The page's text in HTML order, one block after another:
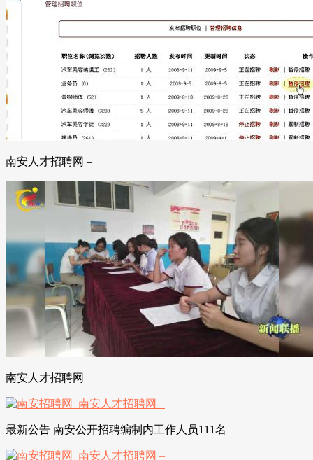
南安人才招聘网 –
南安人才招聘网 –
最新公告 南安公开招聘编制内工作人员111名